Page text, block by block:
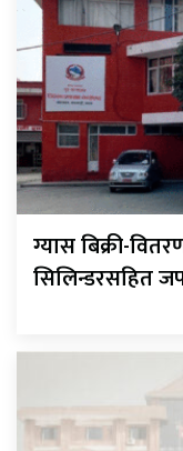
ग्यास बिक्री-
सिलिन्डरसहित